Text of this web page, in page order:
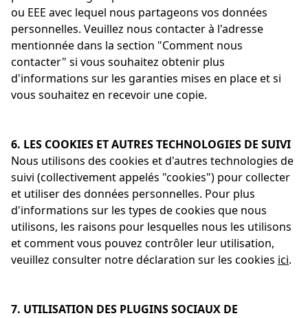
ou EEE avec lequel nous partageons vos données
personnelles. Veuillez nous contacter à l'adresse
mentionnée dans la section "Comment nous
contacter" si vous souhaitez obtenir plus
d'informations sur les garanties mises en place et si
vous souhaitez en recevoir une copie.
6. LES COOKIES ET AUTRES TECHNOLOGIES DE SUIVI
Nous utilisons des cookies et d'autres technologies de
suivi (collectivement appelés "cookies") pour collecter
et utiliser des données personnelles. Pour plus
d'informations sur les types de cookies que nous
utilisons, les raisons pour lesquelles nous les utilisons
et comment vous pouvez contrôler leur utilisation,
veuillez consulter notre déclaration sur les cookies ici.
7. UTILISATION DES PLUGINS SOCIAUX DE
Autoriser tous les services
Cookies nécessaires | Cookies statistiques |
Cookies marketing
Tout accepter
nécessaires
Paramètres
essayer encore.
partager